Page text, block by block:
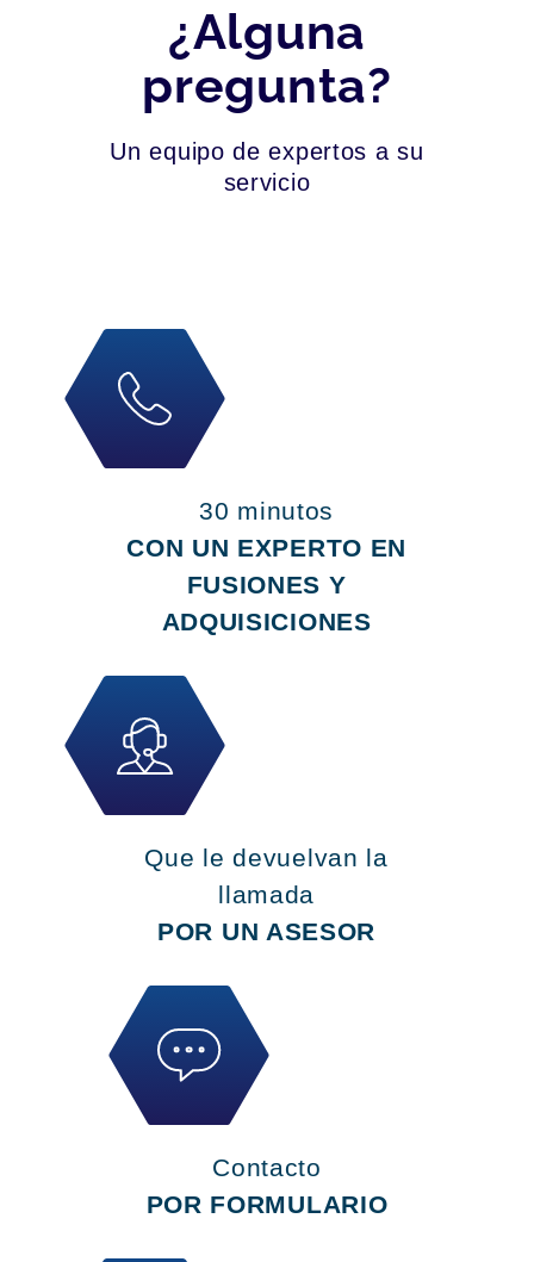
¿Alguna
pregunta?
Un equipo de expertos a su
servicio
30 minutos
CON UN EXPERTO EN
FUSIONES Y
ADQUISICIONES
Que le devuelvan la
llamada
POR UN ASESOR
Contacto
POR FORMULARIO